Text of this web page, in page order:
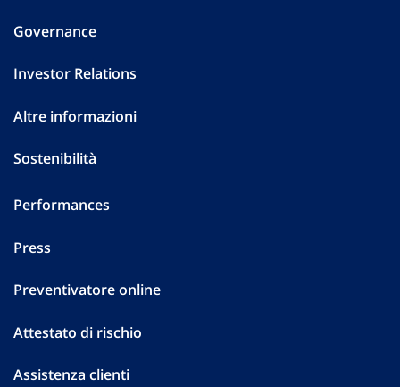
Governance
Investor Relations
Altre informazioni
Sostenibilità
Performances
Press
Preventivatore online
Attestato di rischio
Assistenza clienti